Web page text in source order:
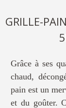
GRILLE-
Grâce à ses
chaud,
pain est un
et du goûter.